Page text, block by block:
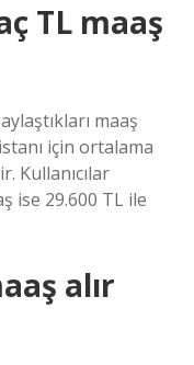
TL maaş
maaş
için ortalama
Kullanıcılar
ise 29.600 TL ile
alır